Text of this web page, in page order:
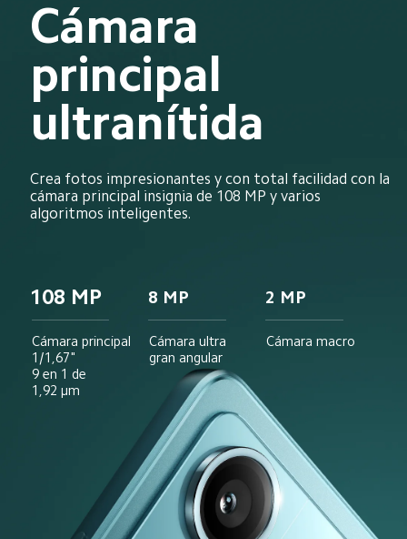
Cámara
principal
ultranítida
Crea fotos impresionantes y con total facilidad con la
cámara principal insignia de 108 MP y varios
algoritmos inteligentes.
108 MP
Cámara principal
1/1,67"
9 en 1 de
1,92 μm
8 MP
Cámara ultra
gran angular
2 MP
Cámara macro